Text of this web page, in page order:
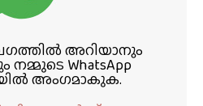
അറിയാനും
നമ്മുടെ WhatsApp
അംഗമാകുക.